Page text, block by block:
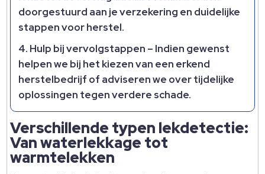
doorgestuurd aan je verzekering en duidelijke
stappen voor herstel.
Hulp bij vervolgstappen – Indien gewenst
helpen we bij het kiezen van een erkend
herstelbedrijf of adviseren we over tijdelijke
oplossingen tegen verdere schade.
Verschillende typen lekdetectie:
Van waterlekkage tot
warmtelekken